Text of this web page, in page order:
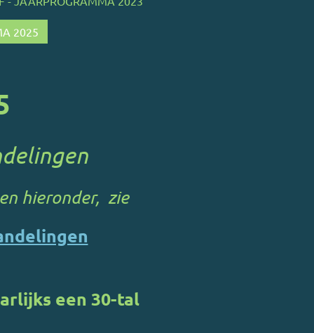
2025
hieronder, zie
een 30-tal